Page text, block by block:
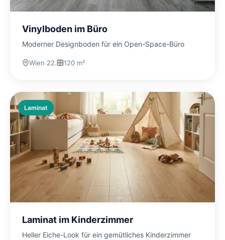
Vinylboden im Büro
Moderner Designboden für ein Open-Space-Büro
Wien 22. 120 m²
Laminat
Laminat im Kinderzimmer
Heller Eiche-Look für ein gemütliches Kinderzimmer